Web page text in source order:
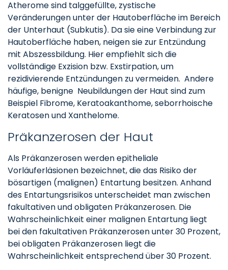
Atherome sind talggefüllte, zystische
Veränderungen unter der Hautoberfläche im Bereich
der Unterhaut (Subkutis). Da sie eine Verbindung zur
Hautoberfläche haben, neigen sie zur Entzündung
mit Abszessbildung. Hier empfiehlt sich die
vollständige Exzision bzw. Exstirpation, um
rezidivierende Entzündungen zu vermeiden. Andere
häufige, benigne Neubildungen der Haut sind zum
Beispiel Fibrome, Keratoakanthome, seborrhoische
Keratosen und Xanthelome.
Präkanzerosen der Haut
Als Präkanzerosen werden epitheliale
Vorläuferläsionen bezeichnet, die das Risiko der
bösartigen (malignen) Entartung besitzen. Anhand
des Entartungsrisikos unterscheidet man zwischen
fakultativen und obligaten Präkanzerosen. Die
Wahrscheinlichkeit einer malignen Entartung liegt
bei den fakultativen Präkanzerosen unter 30 Prozent,
bei obligaten Präkanzerosen liegt die
Wahrscheinlichkeit entsprechend über 30 Prozent.